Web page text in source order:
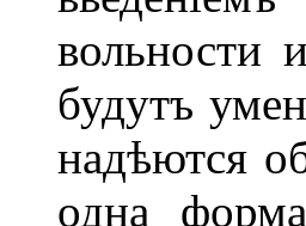
вольности
будутъ
надѣются
одна